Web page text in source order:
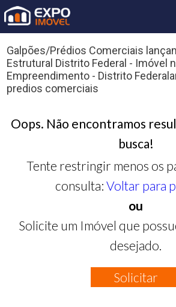
Galpões/Prédios Comerciais
Estrutural Distrito Federal - Imóvel
Empreendimento - Distrito
predios comerciais
Oops. Não encontramos
busca!
Tente restringir menos os
consulta: Voltar para
ou
Solicite um Imóvel que
desejado.
Solicitar